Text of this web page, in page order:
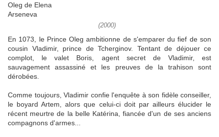
(2000)
En 1073, le Prince Oleg ambitionne de s'emparer du fief de son
cousin Vladimir, prince de Tcherginov. Tentant de déjouer ce
complot, le valet Boris, agent secret de Vladimir, est
sauvagement assassiné et les preuves de la trahison sont
dérobées.
Comme toujours, Vladimir confie l'enquête à son fidèle conseiller,
le boyard Artem, alors que celui-ci doit par ailleurs élucider le
récent meurtre de la belle Katérina, fiancée d'un de ses anciens
compagnons d'armes...